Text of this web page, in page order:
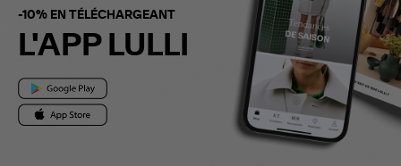
-10% EN TÉLÉCHARGEANT
L'APP LULLI